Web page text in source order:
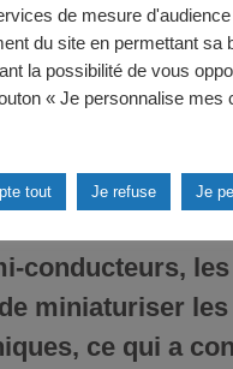
appareils
les
les voitures
jouets
conducteurs,
miniaturiser
ce qui a
de mesure
du site en permettant sa
la possibilité de vous
« Je personnalise mes
tout Je refuse Je